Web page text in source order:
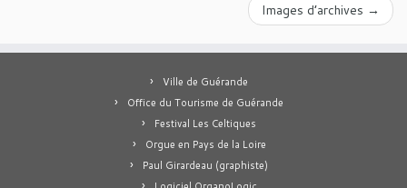
Images d’archives →
Ville de Guérande
Office du Tourisme de Guérande
Festival Les Celtiques
Orgue en Pays de la Loire
Paul Girardeau (graphiste)